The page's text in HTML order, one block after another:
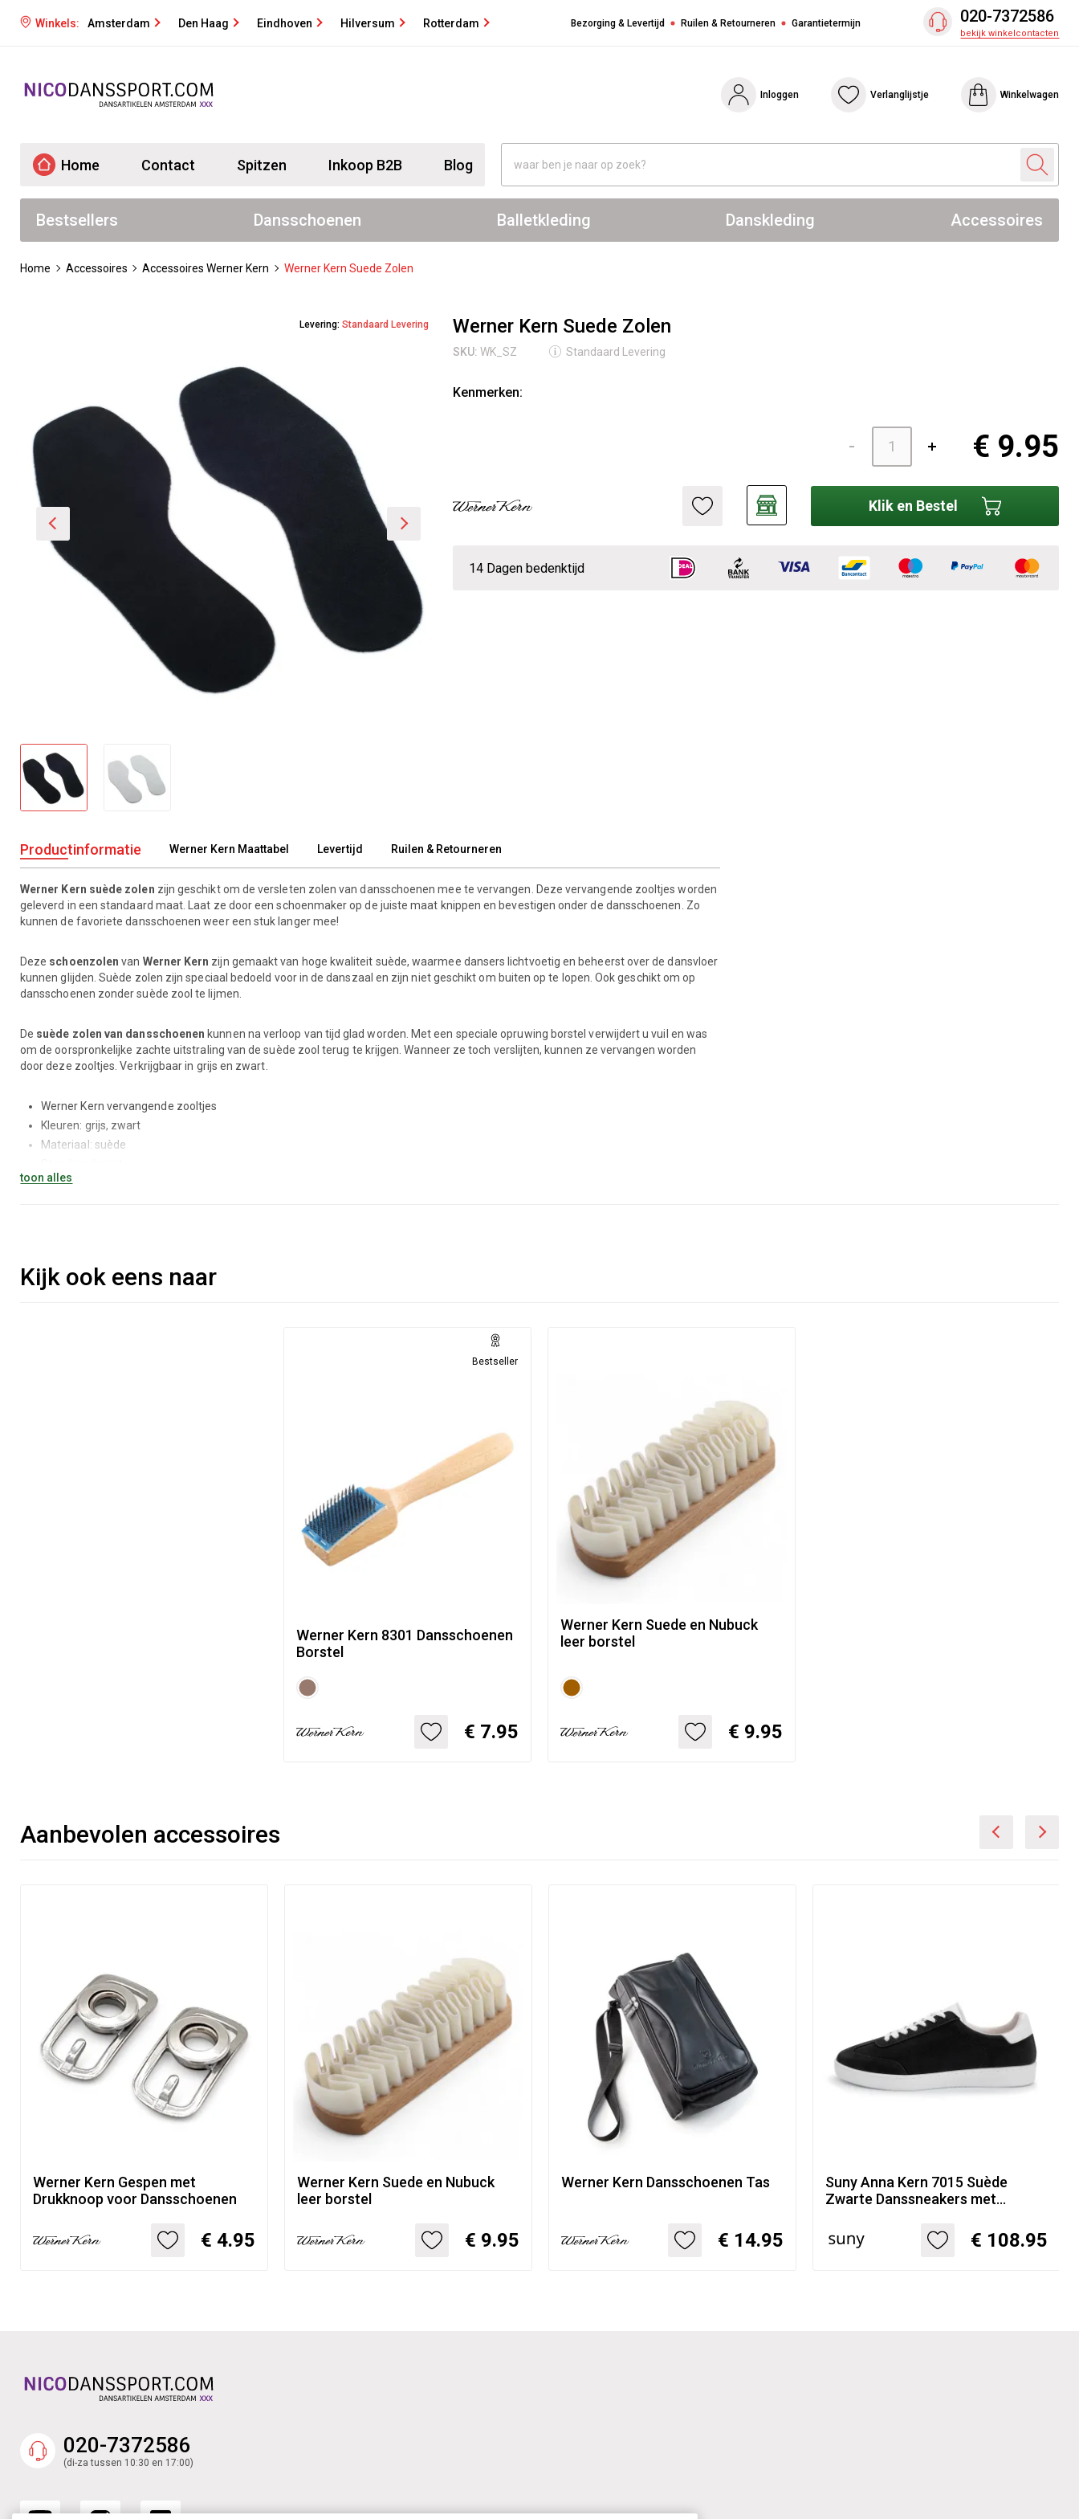
Winkels: Amsterdam Den Haag Eindhoven Hilversum Rotterdam Bezorging & Levertijd Ruilen & Retourneren Garantietermijn 020-7372586
bekijk winkelcontacten
Inloggen Verlanglijstje Winkelwagen
Home Contact Spitzen Inkoop B2B Blog
Bestsellers Dansschoenen Balletkleding Danskleding Accessoires
Home Accessoires Accessoires Werner Kern Werner Kern Suede Zolen
Levering:Standaard Levering Werner Kern Suede Zolen
SKU: WK_SZ Standaard Levering
Kenmerken:
€ 9.95
Klik en Bestel
14 Dagen bedenktijd
Productinformatie Werner Kern Maattabel Levertijd Ruilen & Retourneren
Werner Kern suède zolen zijn geschikt om de versleten zolen van dansschoenen mee te vervangen. Deze vervangende zooltjes worden
geleverd in een standaard maat. Laat ze door een schoenmaker op de juiste maat knippen en bevestigen onder de dansschoenen. Zo
kunnen de favoriete dansschoenen weer een stuk langer mee!
Deze schoenzolen van Werner Kern zijn gemaakt van hoge kwaliteit suède, waarmee dansers lichtvoetig en beheerst over de dansvloer
kunnen glijden. Suède zolen zijn speciaal bedoeld voor in de danszaal en zijn niet geschikt om buiten op te lopen. Ook geschikt om op
dansschoenen zonder suède zool te lijmen.
De suède zolen van dansschoenen kunnen na verloop van tijd glad worden. Met een speciale opruwing borstel verwijdert u vuil en was
om de oorspronkelijke zachte uitstraling van de suède zool terug te krijgen. Wanneer ze toch verslijten, kunnen ze vervangen worden
door deze zooltjes. Verkrijgbaar in grijs en zwart.
Werner Kern vervangende zooltjes
Kleuren: grijs, zwart
Materiaal: suède
toon alles
Kijk ook eens naar
Bestseller
Werner Kern 8301 Dansschoenen
Borstel
€ 7.95
Werner Kern Suede en Nubuck
leer borstel
€ 9.95
Aanbevolen accessoires
Werner Kern Gespen met
Drukknoop voor Dansschoenen
€ 4.95
Werner Kern Suede en Nubuck
leer borstel
€ 9.95
Werner Kern Dansschoenen Tas
€ 14.95
Suny Anna Kern 7015 Suède
Zwarte Danssneakers met
€ 108.95
020-7372586
(di-za tussen 10:30 en 17:00)